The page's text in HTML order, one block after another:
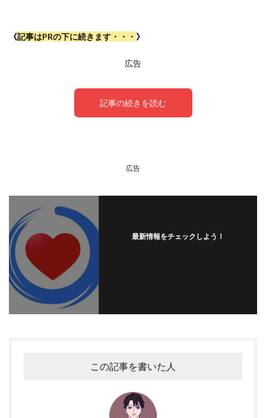
《記事はPRの下に続きます・・・ 》
広告
記事の続きを読む
血中酸素濃度を測るメリット
るんです。実際に使っている人の体験もふまえて、説明していき
広告
最新情報をチェックしよう！
この記事を書いた人